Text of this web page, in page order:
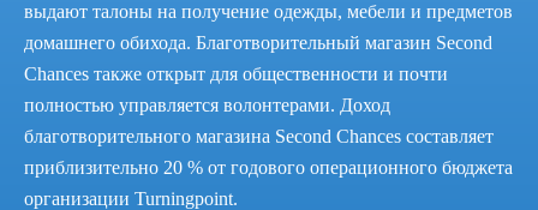
выдают талоны на получение одежды, мебели и предметов
домашнего обихода. Благотворительный магазин Second
Chances также открыт для общественности и почти
полностью управляется волонтерами. Доход
благотворительного магазина Second Chances составляет
приблизительно 20 % от годового операционного бюджета
организации Turningpoint.